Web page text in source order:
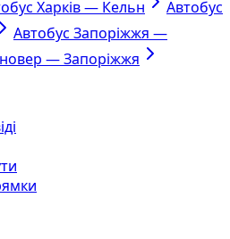
Харків — Кельн
Автобус
Автобус Запоріжжя —
— Запоріжжя